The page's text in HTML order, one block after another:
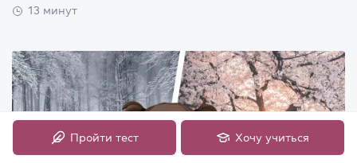
13 минут
Пройти тест Хочу учиться